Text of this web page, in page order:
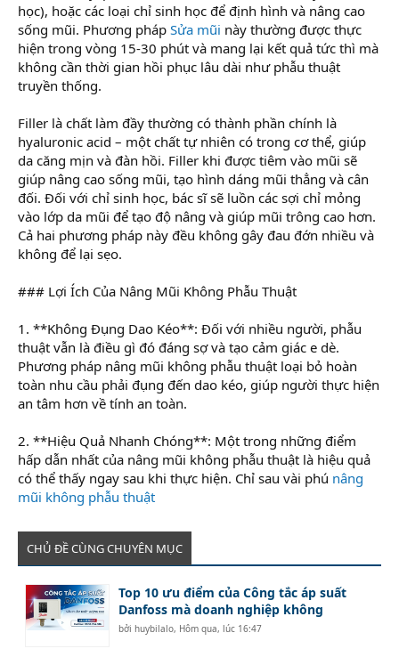
học), hoặc các loại chỉ sinh học để định hình và nâng cao
sống mũi. Phương pháp Sửa mũi này thường được thực
hiện trong vòng 15-30 phút và mang lại kết quả tức thì mà
không cần thời gian hồi phục lâu dài như phẫu thuật
truyền thống.
Filler là chất làm đầy thường có thành phần chính là
hyaluronic acid – một chất tự nhiên có trong cơ thể, giúp
da căng mịn và đàn hồi. Filler khi được tiêm vào mũi sẽ
giúp nâng cao sống mũi, tạo hình dáng mũi thẳng và cân
đối. Đối với chỉ sinh học, bác sĩ sẽ luồn các sợi chỉ mỏng
vào lớp da mũi để tạo độ nâng và giúp mũi trông cao hơn.
Cả hai phương pháp này đều không gây đau đớn nhiều và
không để lại sẹo.
### Lợi Ích Của Nâng Mũi Không Phẫu Thuật
1. **Không Đụng Dao Kéo**: Đối với nhiều người, phẫu
thuật vẫn là điều gì đó đáng sợ và tạo cảm giác e dè.
Phương pháp nâng mũi không phẫu thuật loại bỏ hoàn
toàn nhu cầu phải đụng đến dao kéo, giúp người thực hiện
an tâm hơn về tính an toàn.
2. **Hiệu Quả Nhanh Chóng**: Một trong những điểm
hấp dẫn nhất của nâng mũi không phẫu thuật là hiệu quả
có thể thấy ngay sau khi thực hiện. Chỉ sau vài phú nâng
mũi không phẫu thuật
CHỦ ĐỀ CÙNG CHUYÊN MỤC
Top 10 ưu điểm của Công tắc áp suất
Danfoss mà doanh nghiệp không
bởihuybilalo, Hôm qua, lúc 16:47